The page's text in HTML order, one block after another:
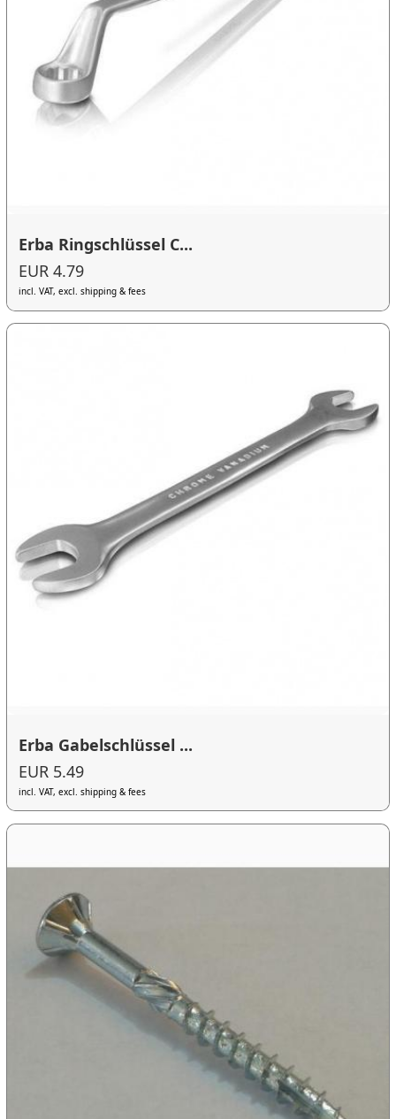
Erba Ringschlüssel C...
EUR 4.79
incl. VAT, excl. shipping & fees
Erba Gabelschlüssel ...
EUR 5.49
incl. VAT, excl. shipping & fees